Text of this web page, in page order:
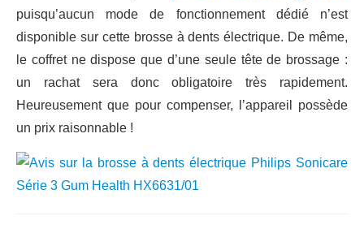
puisqu’aucun mode de fonctionnement dédié n’est
disponible sur cette brosse à dents électrique. De même,
le coffret ne dispose que d’une seule tête de brossage :
un rachat sera donc obligatoire très rapidement.
Heureusement que pour compenser, l’appareil possède
un prix raisonnable !